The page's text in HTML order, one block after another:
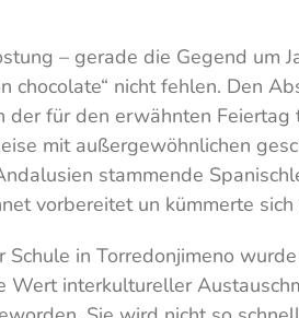
– gerade die Gegend um
chocolate“ nicht fehlen. Den
für den erwähnten
mit außergewöhnlichen
stammende
vorbereitet un kümmerte
in Torredonjimeno
interkultureller